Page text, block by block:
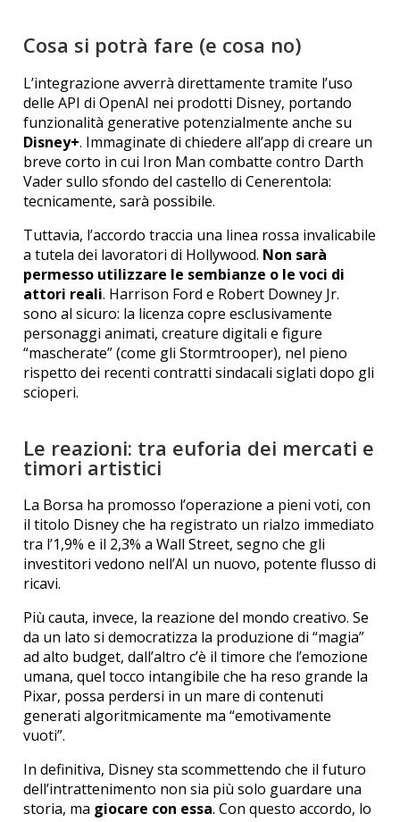
Cosa si potrà fare (e cosa no)
L’integrazione avverrà direttamente tramite l’uso
delle API di OpenAI nei prodotti Disney, portando
funzionalità generative potenzialmente anche su
Disney+. Immaginate di chiedere all’app di creare un
breve corto in cui Iron Man combatte contro Darth
Vader sullo sfondo del castello di Cenerentola:
tecnicamente, sarà possibile.
Tuttavia, l’accordo traccia una linea rossa invalicabile
a tutela dei lavoratori di Hollywood. Non sarà
permesso utilizzare le sembianze o le voci di
attori reali. Harrison Ford e Robert Downey Jr.
sono al sicuro: la licenza copre esclusivamente
personaggi animati, creature digitali e figure
“mascherate” (come gli Stormtrooper), nel pieno
rispetto dei recenti contratti sindacali siglati dopo gli
scioperi.
Le reazioni: tra euforia dei mercati e
timori artistici
La Borsa ha promosso l’operazione a pieni voti, con
il titolo Disney che ha registrato un rialzo immediato
tra l’1,9% e il 2,3% a Wall Street, segno che gli
investitori vedono nell’AI un nuovo, potente flusso di
ricavi.
Più cauta, invece, la reazione del mondo creativo. Se
da un lato si democratizza la produzione di “magia”
ad alto budget, dall’altro c’è il timore che l’emozione
umana, quel tocco intangibile che ha reso grande la
Pixar, possa perdersi in un mare di contenuti
generati algoritmicamente ma “emotivamente
vuoti”.
In definitiva, Disney sta scommettendo che il futuro
dell’intrattenimento non sia più solo guardare una
storia, ma giocare con essa. Con questo accordo, lo